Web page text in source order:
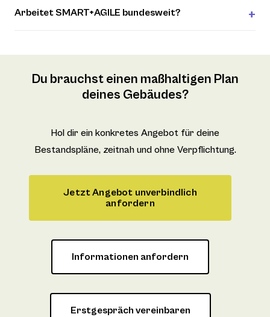
Arbeitet SMART+AGILE bundesweit?
Du brauchst einen maßhaltigen Plan
deines Gebäudes?
Hol dir ein konkretes Angebot für deine
Bestandspläne, zeitnah und ohne Verpflichtung.
Jetzt Angebot unverbindlich
anfordern
Informationen anfordern
Erstgespräch vereinbaren